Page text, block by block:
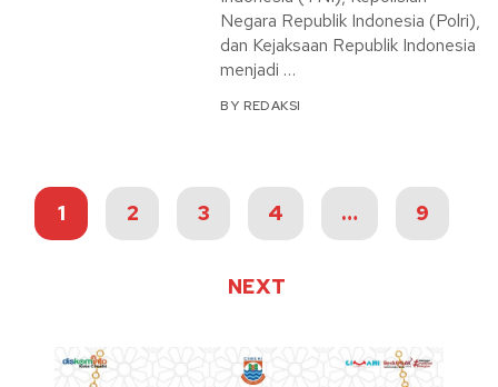
Negara Republik Indonesia (Polri),
dan Kejaksaan Republik Indonesia
menjadi …
BY REDAKSI
Navigasi
1 2 3 4 … 9
NEXT